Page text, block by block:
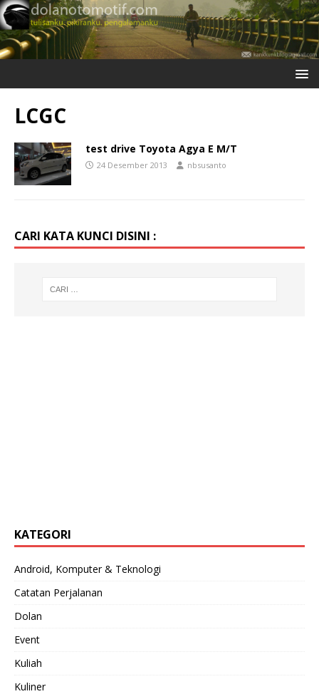
LCGC
test drive Toyota Agya E M/T
24 Desember 2013 nbsusanto
CARI KATA KUNCI DISINI :
KATEGORI
Android, Komputer & Teknologi
Catatan Perjalanan
Dolan
Event
Kuliah
Kuliner